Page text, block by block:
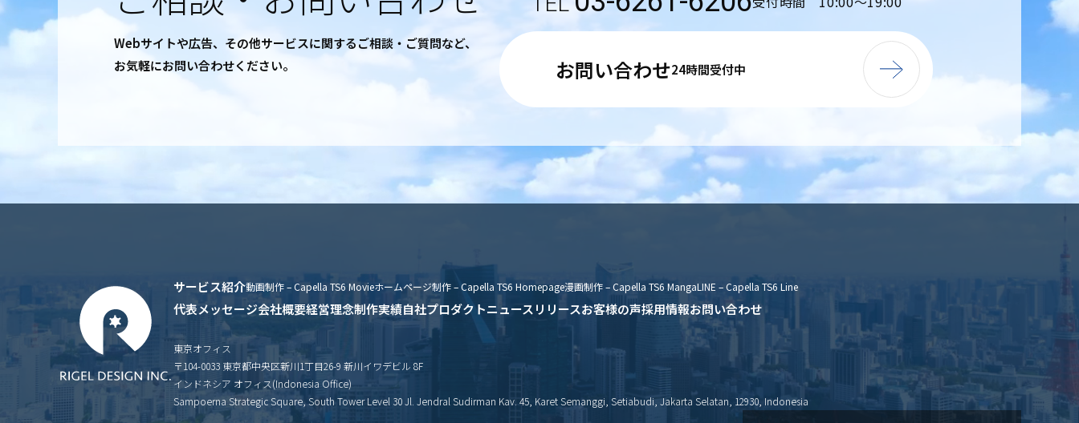
Webサイトや広告、その他サービスに関するご相談・ご質問など、
お気軽にお問い合わせください。
お問い合わせ24時間受付中
サービス紹介動画制作 – Capella TS6 Movieホームページ制作 – Capella TS6 Homepage漫画制作 – Capella TS6 MangaLINE – Capella TS6 Line
代表メッセージ会社概要経営理念制作実績自社プロダクトニュースリリースお客様の声採用情報お問い合わせ
東京オフィス
〒104-0033 東京都中央区新川1丁目26-9 新川イワデビル 8F
インドネシア オフィス(Indonesia Office)
Sampoerna Strategic Square, South Tower Level 30 Jl. Jendral Sudirman Kav. 45, Karet Semanggi, Setiabudi, Jakarta Selatan, 12930, Indonesia